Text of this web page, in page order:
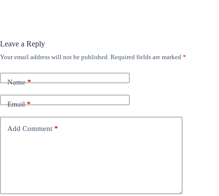
Leave a Reply
Your email address will not be published. Required fields are marked *
Name*
Email*
Add Comment *